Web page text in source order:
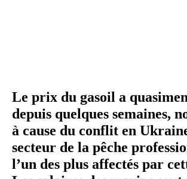
Le prix du gasoil a
depuis quelques semaines,
à cause du conflit en
secteur de la pêche
l’un des plus affectés par